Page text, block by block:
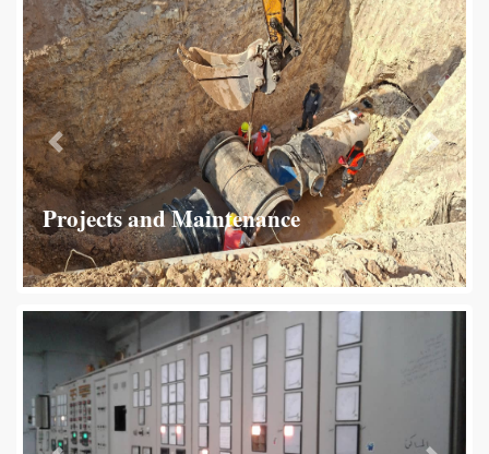
Next
Projects and Maintenance